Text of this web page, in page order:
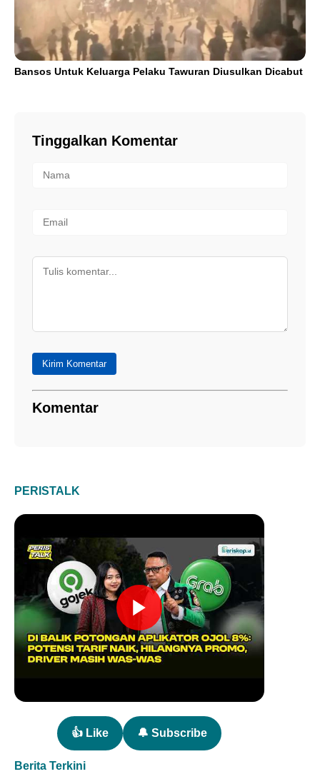
Bansos Untuk Keluarga Pelaku Tawuran Diusulkan Dicabut
Tinggalkan Komentar
Kirim Komentar
Komentar
PERISTALK
👍 Like 🔔 Subscribe
Berita Terkini